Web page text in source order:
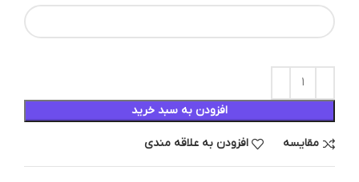
افزودن به سبد خرید
مقایسه افزودن به علاقه مندی